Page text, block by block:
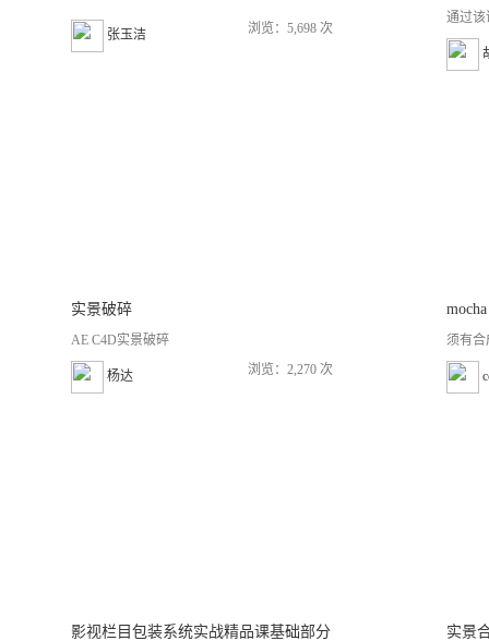
张玉洁 浏览：5,698 次
通过该
实景破碎
AE C4D实景破碎
杨达 浏览：2,270 次
须有合
影视栏目包装系统实战精品课基础部分 实景